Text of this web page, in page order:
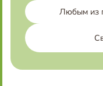
Любым из